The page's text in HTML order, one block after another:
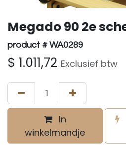
Megado 90 2e
product # WA0289
$ 1.011,72 Exclusief btw
In
winkelmandje